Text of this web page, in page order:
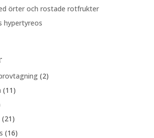
örter och rostade rotfrukter
hypertyreos
(2)
(11)
(21)
(16)